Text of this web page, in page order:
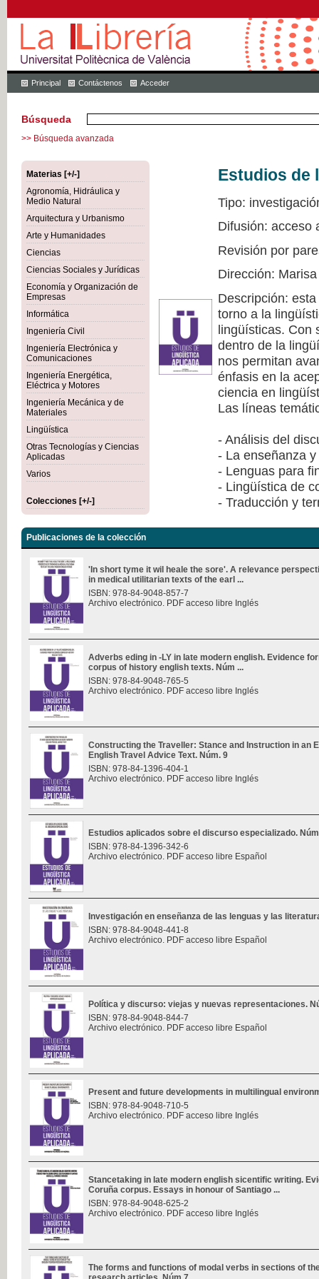
Principal Contáctenos Acceder
Búsqueda
>> Búsqueda avanzada
Materias [+/-]
Agronomía, Hidráulica y
Medio Natural
Arquitectura y Urbanismo
Arte y Humanidades
Ciencias
Ciencias Sociales y Jurídicas
Economía y Organización de
Empresas
Informática
Ingeniería Civil
Ingeniería Electrónica y
Comunicaciones
Ingeniería Energética,
Eléctrica y Motores
Ingeniería Mecánica y de
Materiales
Lingüística
Otras Tecnologías y Ciencias
Aplicadas
Varios
Colecciones [+/-]
Estudios de
Tipo:
Difusión: acceso
Revisión por
Dirección:
Descripción:
torno a la
lingüísticas. Con
dentro de la
nos permitan
énfasis en la
ciencia en
Las líneas
- Análisis del
- La enseñanza
- Lenguas para
- Lingüística de
- Traducción y
Publicaciones de la colección
'In short tyme it wil heale the sore'. A relevance
in medical utilitarian texts of the earl ...
ISBN: 978-84-9048-857-7
Archivo electrónico. PDF acceso libre Inglés
Adverbs eding in -LY in late modern english. Evidence
corpus of history english texts. Núm ...
ISBN: 978-84-9048-765-5
Archivo electrónico. PDF acceso libre Inglés
Constructing the Traveller: Stance and Instruction in an
English Travel Advice Text. Núm. 9
ISBN: 978-84-1396-404-1
Archivo electrónico. PDF acceso libre Inglés
Estudios aplicados sobre el discurso especializado.
ISBN: 978-84-1396-342-6
Archivo electrónico. PDF acceso libre Español
Investigación en enseñanza de las lenguas y las
ISBN: 978-84-9048-441-8
Archivo electrónico. PDF acceso libre Español
Política y discurso: viejas y nuevas representaciones.
ISBN: 978-84-9048-844-7
Archivo electrónico. PDF acceso libre Español
Present and future developments in multilingual
ISBN: 978-84-9048-710-5
Archivo electrónico. PDF acceso libre Inglés
Stancetaking in late modern english sicentific writing.
Coruña corpus. Essays in honour of Santiago ...
ISBN: 978-84-9048-625-2
Archivo electrónico. PDF acceso libre Inglés
The forms and functions of modal verbs in sections of